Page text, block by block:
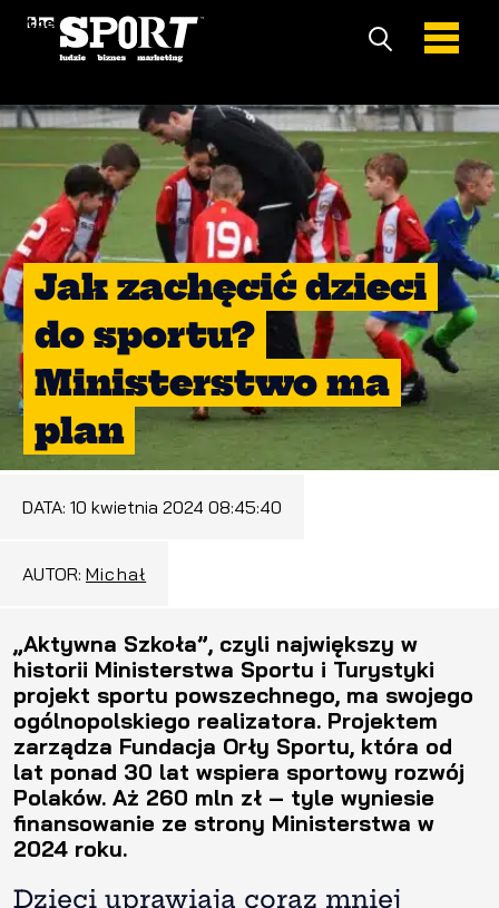
Jak zachęcić dzieci
do sportu?
Ministerstwo ma
plan
DATA: 10 kwietnia 2024 08:45:40
AUTOR: Michał
„Aktywna Szkoła”, czyli największy w
historii Ministerstwa Sportu i Turystyki
projekt sportu powszechnego, ma swojego
ogólnopolskiego realizatora. Projektem
zarządza Fundacja Orły Sportu, która od
lat ponad 30 lat wspiera sportowy rozwój
Polaków. Aż 260 mln zł – tyle wyniesie
finansowanie ze strony Ministerstwa w
2024 roku.
Dzieci uprawiają coraz mniej